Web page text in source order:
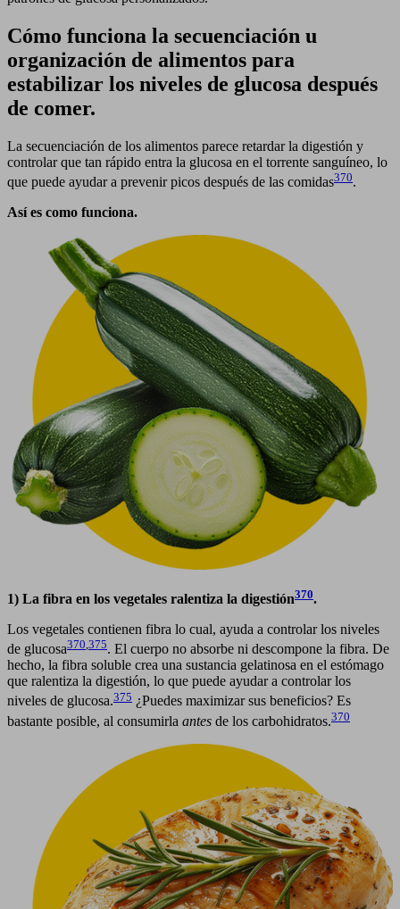
Cómo funciona la secuenciación u
organización de alimentos para
estabilizar los niveles de glucosa después
de comer.
La secuenciación de los alimentos parece retardar la digestión y
controlar que tan rápido entra la glucosa en el torrente sanguíneo, lo
que puede ayudar a prevenir picos después de las comidas370.
Así es como funciona.
1) La fibra en los vegetales ralentiza la digestión370.
Los vegetales contienen fibra lo cual, ayuda a controlar los niveles
de glucosa370 375. El cuerpo no absorbe ni descompone la fibra. De
hecho, la fibra soluble crea una sustancia gelatinosa en el estómago
que ralentiza la digestión, lo que puede ayudar a controlar los
niveles de glucosa.375 ¿Puedes maximizar sus beneficios? Es
bastante posible, al consumirla antes de los carbohidratos.370